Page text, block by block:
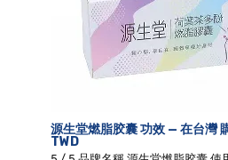
源生堂燃脂胶囊 功效 — 在台灣
TWD